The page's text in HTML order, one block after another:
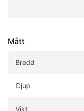
Mått
Bredd
Djup
Vikt